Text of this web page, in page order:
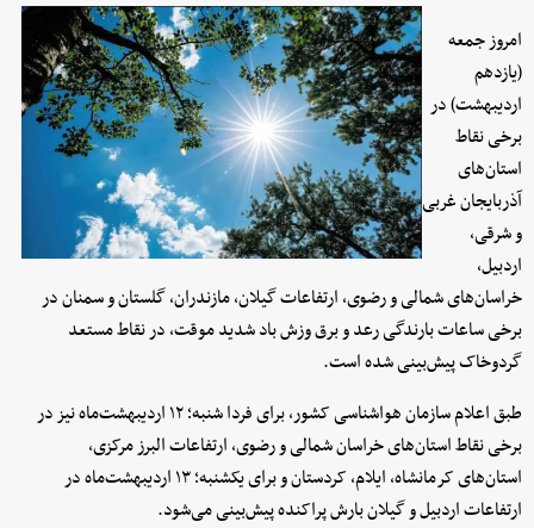
امروز جمعه
(یازدهم
اردیبهشت) در
برخی نقاط
استان‌های
آذربایجان غربی
و شرقی،
اردبیل،
خراسان‌های شمالی و رضوی، ارتفاعات گیلان، مازندران، گلستان و سمنان در
برخی ساعات بارندگی رعد و برق وزش باد شدید موقت، در نقاط مستعد
گردوخاک پیش‌بینی شده است.
طبق اعلام سازمان هواشناسی کشور، برای فردا شنبه؛ ۱۲ اردیبهشت‌ماه نیز در
برخی نقاط استان‌های خراسان شمالی و رضوی، ارتفاعات البرز مرکزی،
استان‌های کرمانشاه، ایلام، کردستان و برای یکشنبه؛ ۱۳ اردیبهشت‌ماه در
ارتفاعات اردبیل و گیلان بارش پراکنده پیش‌بینی می‌شود.